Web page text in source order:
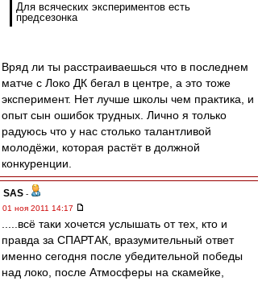
Для всяческих экспериментов есть
предсезонка
Вряд ли ты расстраиваешься что в последнем
матче с Локо ДК бегал в центре, а это тоже
эксперимент. Нет лучше школы чем практика, и
опыт сын ошибок трудных. Лично я только
радуюсь что у нас столько талантливой
молодёжи, которая растёт в должной
конкуренции.
SAS -
01 ноя 2011 14:17
.....всё таки хочется услышать от тех, кто и
правда за СПАРТАК, вразумительный ответ
именно сегодня после убедительной победы
над локо, после Атмосферы на скамейке,